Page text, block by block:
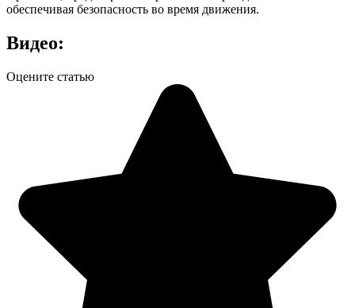
обеспечивая безопасность во время движения.
Видео:
Оцените статью